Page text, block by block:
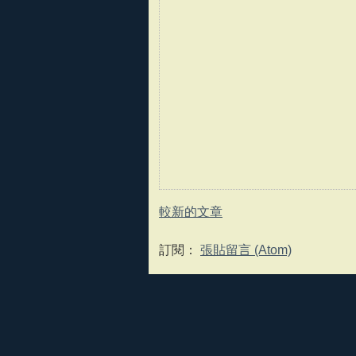
較新的文章
訂閱： 張貼留言 (Atom)